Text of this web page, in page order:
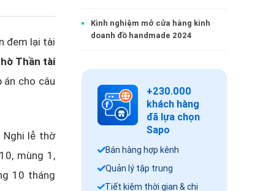
shop
Kinh nghiệm mở cửa hàng kinh
doanh đồ handmade 2024
+230.000
khách hàng
đã lựa chọn
Sapo
Bán hàng hợp kênh
Quản lý tập trung
Tiết kiệm thời gian & chi
đem lại tài
Thần tài
cho câu
Nghi lễ thờ
mùng 1,
10 tháng